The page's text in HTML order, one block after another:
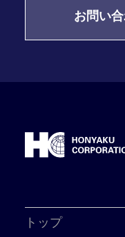
お問い
トップ